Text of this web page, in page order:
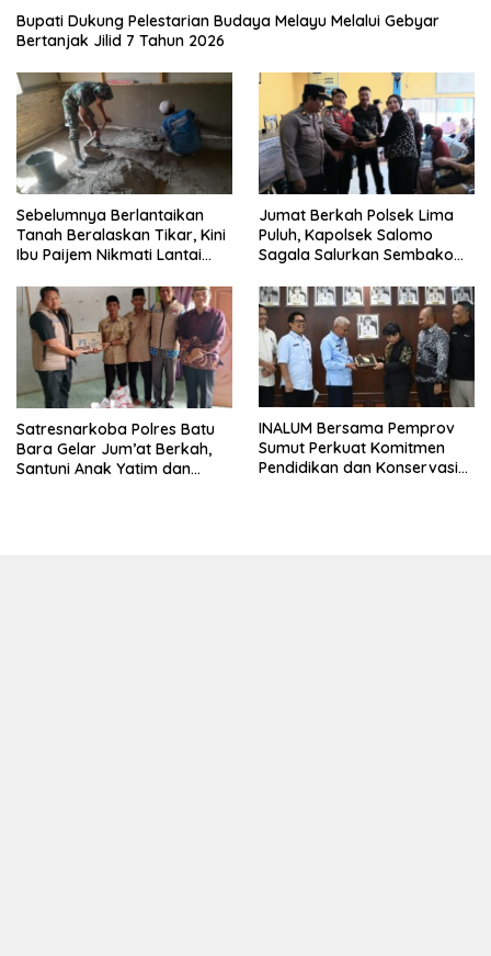
Bupati Dukung Pelestarian Budaya Melayu Melalui Gebyar
Bertanjak Jilid 7 Tahun 2026
Sebelumnya Berlantaikan
Tanah Beralaskan Tikar, Kini
Ibu Paijem Nikmati Lantai
Satgas TMMD Ke-129 Kodim
0208/Asahan
Jumat Berkah Polsek Lima
Puluh, Kapolsek Salomo
Sagala Salurkan Sembako
Gambus
Satresnarkoba Polres Batu
Bara Gelar Jum’at Berkah,
Santuni Anak Yatim dan
INALUM Bersama Pemprov
Sumut Perkuat Komitmen
Pendidikan dan Konservasi